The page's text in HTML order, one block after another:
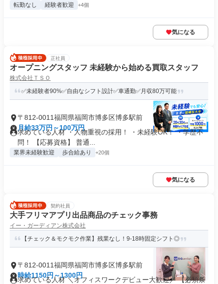
転勤なし 経験者歓迎 +4個
気になる
正社員
オープニングスタッフ 未経験から始める買取スタッフ
株式会社ＴＳＯ
✅未経験者90%✅自由なシフト設計✅車通勤✅月収80万可能
〒812-0011福岡県福岡市博多区博多駅前
月給33万円～100万円
求めている人材 ・人物重視の採用！ ・未経験OK！ ・学歴不
問！ 【応募資格】 普通...
業界未経験歓迎 歩合給あり +20個
気になる
契約社員
大手フリマアプリ出品商品のチェック事務
イー・ガーディアン株式会社
【チェック＆モクモク作業】残業なし！9-18時固定シフト◎
〒812-0011福岡県福岡市博多区博多駅前
時給1150円～1300円
求めている人材 ＼オフィスワークデビュー大歓迎／ 【必須条